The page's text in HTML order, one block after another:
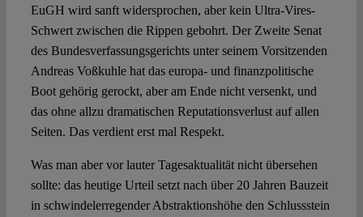
EuGH wird sanft widersprochen, aber kein Ultra-Vires-
Schwert zwischen die Rippen gebohrt. Der Zweite Senat
des Bundesverfassungsgerichts unter seinem Vorsitzenden
Andreas Voßkuhle hat das europa- und finanzpolitische
Boot gehörig gerockt, aber am Ende nicht versenkt, und
das ohne allzu dramatischen Reputationsverlust auf allen
Seiten. Das verdient erst mal Respekt.
Was man aber vor lauter Tagesaktualität nicht übersehen
sollte: das heutige Urteil setzt nach über 20 Jahren Bauzeit
in schwindelerregender Abstraktionshöhe den Schlussstein